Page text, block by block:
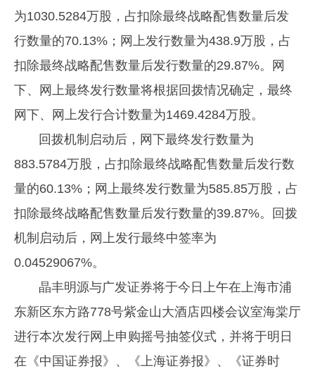
为1030.5284万股，占扣除最终战略配售数量后发
行数量的70.13%；网上发行数量为438.9万股，占
扣除最终战略配售数量后发行数量的29.87%。网
下、网上最终发行数量将根据回拨情况确定，最终
网下、网上发行合计数量为1469.4284万股。
回拨机制启动后，网下最终发行数量为
883.5784万股，占扣除最终战略配售数量后发行数
量的60.13%；网上最终发行数量为585.85万股，占
扣除最终战略配售数量后发行数量的39.87%。回拨
机制启动后，网上发行最终中签率为
0.04529067%。
晶丰明源与广发证券将于今日上午在上海市浦
东新区东方路778号紫金山大酒店四楼会议室海棠厅
进行本次发行网上申购摇号抽签仪式，并将于明日
在《中国证券报》、《上海证券报》、《证券时